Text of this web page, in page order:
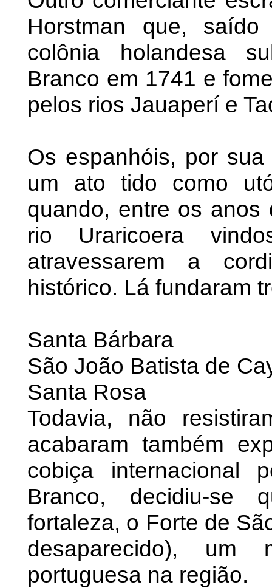
Horstman que,
colônia holandesa
Branco em 1741 e
pelos rios Jauaperí e
Os espanhóis, por
um ato tido como
quando, entre os
rio Uraricoera
atravessarem a
histórico. Lá fundaram
Santa Bárbara
São João Batista de
Santa Rosa
Todavia, não
acabaram também
cobiça
Branco, decidiu-se
fortaleza, o Forte de
desaparecido),
portuguesa na região.